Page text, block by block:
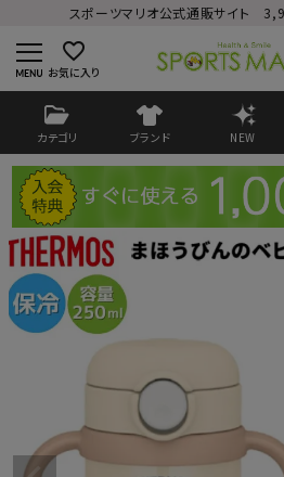
スポーツマリオ公式通販サイト
favorite_border
お気に入り
カテゴリ ブランド NEW
ログイン 会員登録
ようこそ ゲスト 様